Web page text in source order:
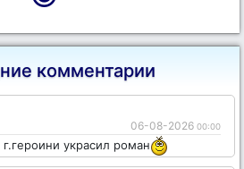
комментарии
06-08-2026 00:00
украсил роман